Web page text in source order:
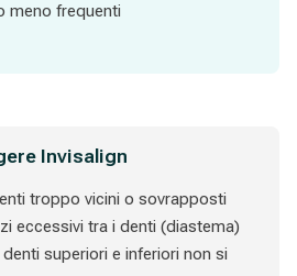
meno frequenti
Invisalign
troppo vicini o sovrapposti
eccessivi tra i denti (diastema)
denti superiori e inferiori non si